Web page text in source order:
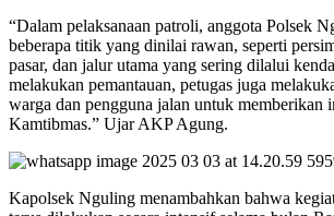
“Dalam pelaksanaan patroli, anggota Polsek
beberapa titik yang dinilai rawan, seperti
pasar, dan jalur utama yang sering dilalui
melakukan pemantauan, petugas juga
warga dan pengguna jalan untuk memberikan
Kamtibmas.” Ujar AKP Agung.
Kapolsek Nguling menambahkan bahwa